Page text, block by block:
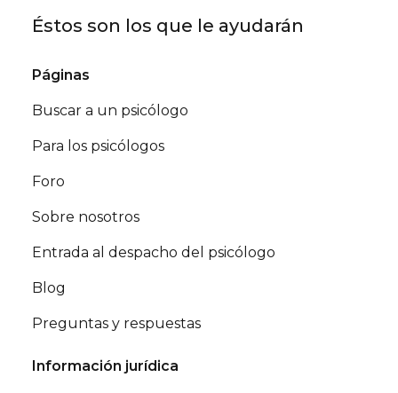
Éstos son los que le ayudarán
Páginas
Buscar a un psicólogo
Para los psicólogos
Foro
Sobre nosotros
Entrada al despacho del psicólogo
Blog
Preguntas y respuestas
Información jurídica